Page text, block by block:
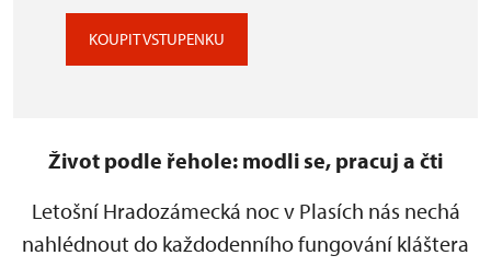
KOUPIT VSTUPENKU
Život podle řehole: modli se, pracuj a čti
Letošní Hradozámecká noc v Plasích nás nechá
nahlédnout do každodenního fungování kláštera